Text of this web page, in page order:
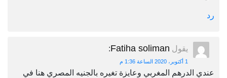
رد
يقول Fatiha soliman
:
1 أكتوبر، 2020 الساعة 1:36 م
عندي الدرهم المغربي وعايزة تغيره بالجنيه المصري هنا في